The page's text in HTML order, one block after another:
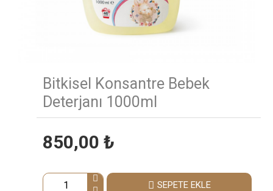
Bitkisel Konsantre Bebek
Deterjanı 1000ml
850,00 ₺
SEPETE EKLE